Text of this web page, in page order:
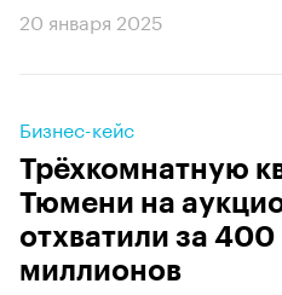
20 января 2025
Бизнес-кейс
Трёхкомнатную
Тюмени на
отхватили за 400
миллионов